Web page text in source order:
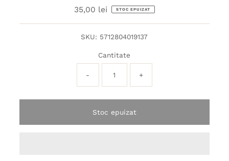
Preț
35,00 lei STOC EPUIZAT
SKU: 5712804019137
Cantitate
- +
Stoc epuizat